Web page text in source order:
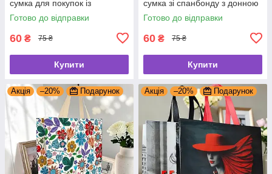
сумка для покупок із
спанбонду
Готово до відправки
60 ₴ 75 ₴
Купити
сумка зі спанбонду з донною
складкою
Готово до відправки
60 ₴ 75 ₴
Купити
Акція –20% Подарунок Акція –20% Подарунок